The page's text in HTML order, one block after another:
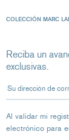
COLECCIÓN MARC
Reciba un
exclusivas.
Su dirección
Al validar mi
electrónico para